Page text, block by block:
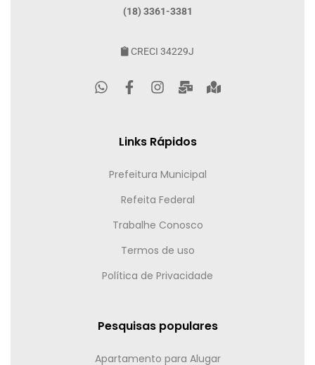
(18) 3361-3381
CRECI 34229J
Links Rápidos
Prefeitura Municipal
Refeita Federal
Trabalhe Conosco
Termos de uso
Política de Privacidade
Pesquisas populares
Apartamento para Alugar